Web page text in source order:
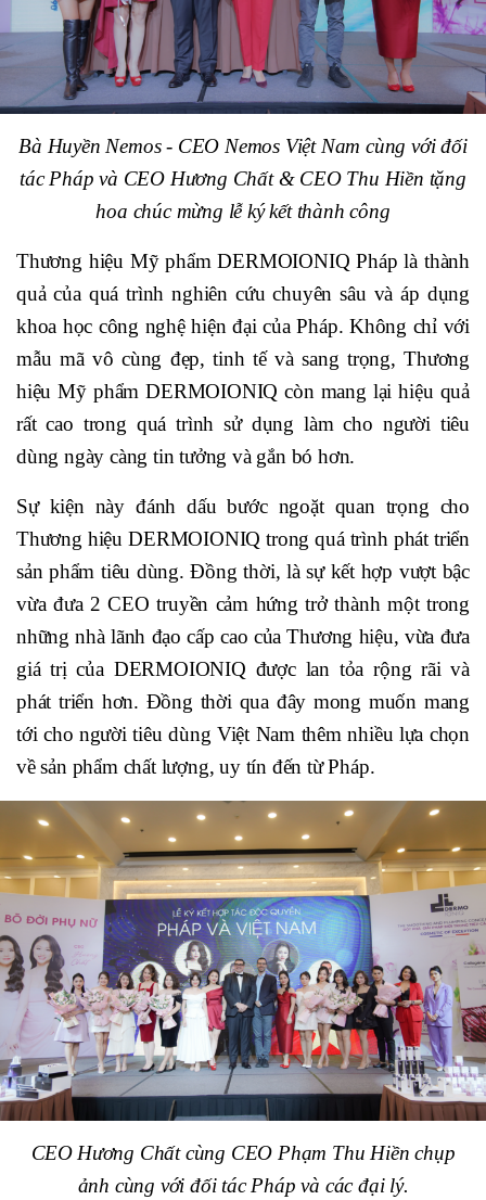
Bà Huyền Nemos - CEO Nemos Việt Nam cùng với đối
tác Pháp và CEO Hương Chất & CEO Thu Hiền tặng
hoa chúc mừng lễ ký kết thành công
Thương hiệu Mỹ phẩm DERMOIONIQ Pháp là thành
quả của quá trình nghiên cứu chuyên sâu và áp dụng
khoa học công nghệ hiện đại của Pháp. Không chỉ với
mẫu mã vô cùng đẹp, tinh tế và sang trọng, Thương
hiệu Mỹ phẩm DERMOIONIQ còn mang lại hiệu quả
rất cao trong quá trình sử dụng làm cho người tiêu
dùng ngày càng tin tưởng và gắn bó hơn.
Sự kiện này đánh dấu bước ngoặt quan trọng cho
Thương hiệu DERMOIONIQ trong quá trình phát triển
sản phẩm tiêu dùng. Đồng thời, là sự kết hợp vượt bậc
vừa đưa 2 CEO truyền cảm hứng trở thành một trong
những nhà lãnh đạo cấp cao của Thương hiệu, vừa đưa
giá trị của DERMOIONIQ được lan tỏa rộng rãi và
phát triển hơn. Đồng thời qua đây mong muốn mang
tới cho người tiêu dùng Việt Nam thêm nhiều lựa chọn
về sản phẩm chất lượng, uy tín đến từ Pháp.
CEOHương Chất cùng CEO Phạm Thu Hiền chụp
ảnh cùng với đối tác Pháp và các đại lý.